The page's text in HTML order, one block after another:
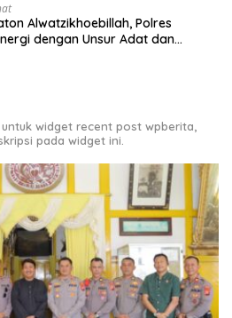
Alwatzikhoebillah, Polres
dengan Unsur Adat dan
widget recent post wpberita,
pada widget ini.